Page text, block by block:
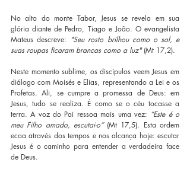
No alto do monte Tabor, Jesus se revela em sua
glória diante de Pedro, Tiago e João. O evangelista
Mateus descreve: "Seu rosto brilhou como o sol, e
suas roupas ficaram brancas como a luz" (Mt 17,2).
Neste momento sublime, os discípulos veem Jesus em
diálogo com Moisés e Elias, representando a Lei e os
Profetas. Ali, se cumpre a promessa de Deus: em
Jesus, tudo se realiza. É como se o céu tocasse a
terra. A voz do Pai ressoa mais uma vez: “Este é o
meu Filho amado, escutai-o” (Mt 17,5). Esta ordem
ecoa através dos tempos e nos alcança hoje: escutar
Jesus é o caminho para entender a verdadeira face
de Deus.